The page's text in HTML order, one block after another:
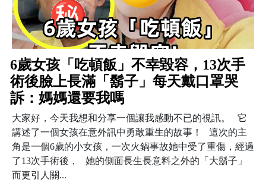
6歲女孩「吃頓飯」不幸毀容，13次手
術後臉上長滿「鬍子」每天戴口罩哭
訴：媽媽還要我嗎
大家好，今天我想和分享一個讓我感動不已的視訊。 它
講述了一個女孩在意外訊中勇敢重生的故事！ 這次的主
角是一個6歲的小女孩，一次火鍋事故她中受了重傷，經過
了13次手術後， 她的側面長生長意料之外的「大鬍子」
而更引人關...